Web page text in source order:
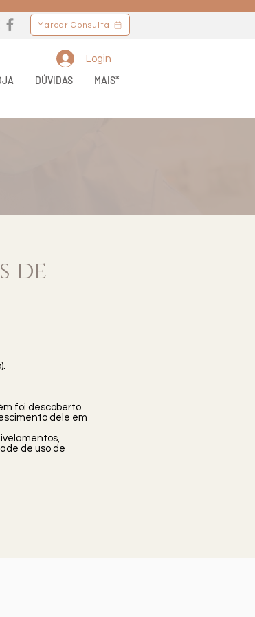
Marcar Consulta
DÚVIDAS MAIS*
Login
de
foi descoberto
dele em
de uso de